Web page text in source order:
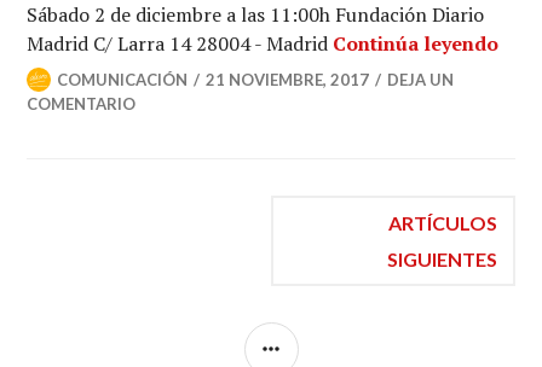
Sábado 2 de diciembre a las 11:00h Fundación Diario
Madrid C/ Larra 14 28004 - Madrid Continúa leyendo
COMUNICACIÓN 21 NOVIEMBRE, 2017
DEJA UN
COMENTARIO
ARTÍCULOS
SIGUIENTES